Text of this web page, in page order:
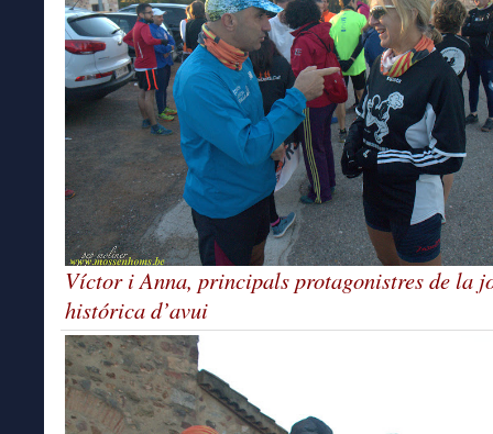
Víctor i Anna, principals protagonistres de la
histórica d’avui